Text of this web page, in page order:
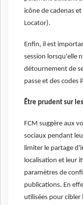
icône de cadenas
Locator).
Enfin, il est
session lorsqu'elle
détournement de
passe et des codes
Être prudent sur
FCM suggère aux
sociaux pendant
limiter le partage
localisation et leur
paramètres de
publications. En
utilisées pour cibler